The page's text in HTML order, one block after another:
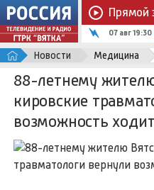
Прямой
07 авг 19:30
Новости Медицина
88-летнему
кировские
возможность